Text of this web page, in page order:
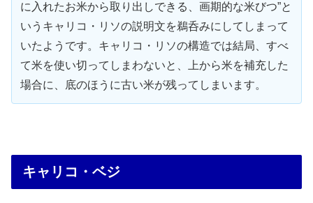
に入れたお米から取り出しできる、画期的な米びつ”と
いうキャリコ・リソの説明文を鵜呑みにしてしまって
いたようです。キャリコ・リソの構造では結局、すべ
て米を使い切ってしまわないと、上から米を補充した
場合に、底のほうに古い米が残ってしまいます。
キャリコ・ベジ